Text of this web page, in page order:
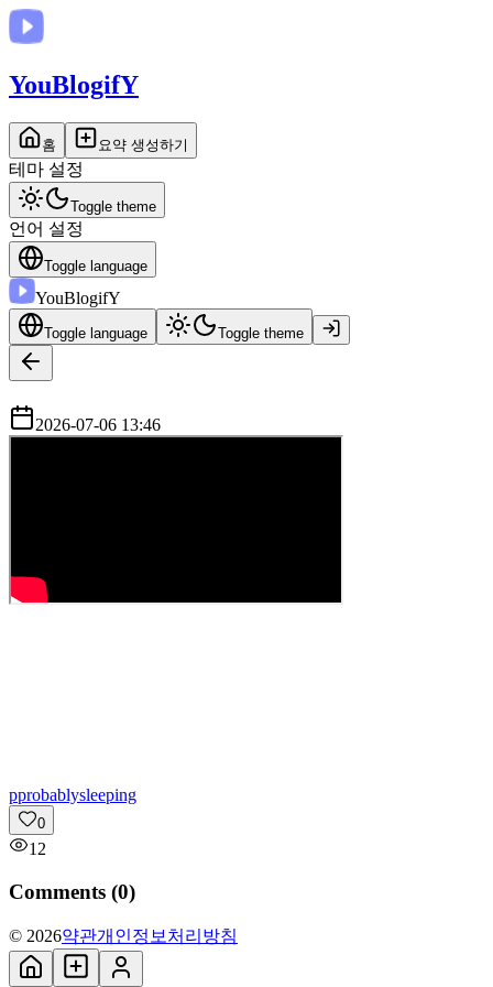
YouBlogifY
홈 요약 생성하기
테마 설정
Toggle theme
언어 설정
Toggle language
YouBlogifY
Toggle language Toggle theme
2026-07-06 13:46
pprobablysleeping
0
12
Comments (0)
© 2026약관개인정보처리방침